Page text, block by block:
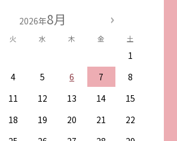
2026年8月
火 水 木 金 土
1
4 5 6 7
8
11 12 13 14
15
18 19 20 21
22